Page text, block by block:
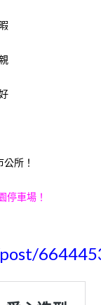
所！
停車場！